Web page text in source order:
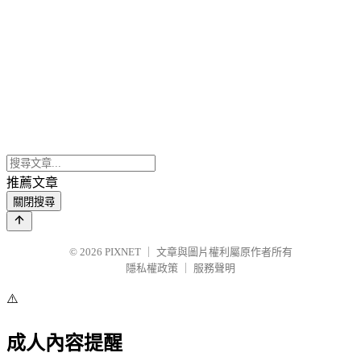
推薦文章
關閉搜尋
© 2026 PIXNET
文章與圖片權利屬原作者所有
隱私權政策
服務聲明
⚠️
成人內容提醒